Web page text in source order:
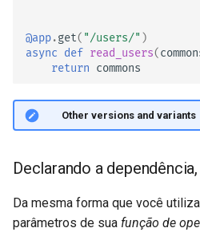
@app.get( "/users/" )
async def read_users(
return commons
🤓 Other versions and variants
Declarando a
Da mesma forma que você utiliza
parâmetros de sua função de